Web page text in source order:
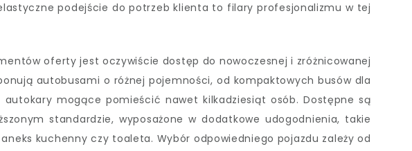
podejście do potrzeb klienta to filary profesjonalizmu w tej
oferty jest oczywiście dostęp do nowoczesnej i zróżnicowanej
autobusami o różnej pojemności, od kompaktowych busów dla
mogące pomieścić nawet kilkadziesiąt osób. Dostępne są
standardzie, wyposażone w dodatkowe udogodnienia, takie
kuchenny czy toaleta. Wybór odpowiedniego pojazdu zależy od